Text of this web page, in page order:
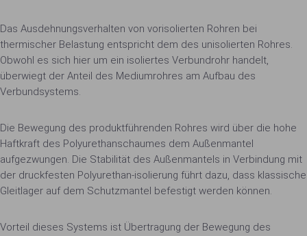
Das Ausdehnungsverhalten von vorisolierten Rohren bei
thermischer Belastung entspricht dem des unisolierten Rohres.
Obwohl es sich hier um ein isoliertes Verbundrohr handelt,
überwiegt der Anteil des Mediumrohres am Aufbau des
Verbundsystems.
Die Bewegung des produktführenden Rohres wird über die hohe
Haftkraft des Polyurethanschaumes dem Außenmantel
aufgezwungen. Die Stabilität des Außenmantels in Verbindung mit
der druckfesten Polyurethan-isolierung führt dazu, dass klassische
Gleitlager auf dem Schutzmantel befestigt werden können.
Vorteil dieses Systems ist Übertragung der Bewegung des